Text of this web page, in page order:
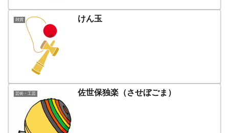
雑貨 けん玉
芸術・工芸 佐世保独楽（させぼごま）